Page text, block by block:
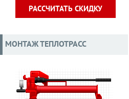
РАССЧИТАТЬ СКИДКУ
МОНТАЖ ТЕПЛОТРАСС